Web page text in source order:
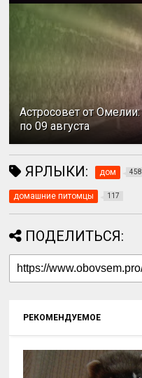
Астросовет от Омелии:
по 09 августа
ЯРЛЫКИ: дом 458
домашние питомцы 117
ПОДЕЛИТЬСЯ:
РЕКОМЕНДУЕМОЕ